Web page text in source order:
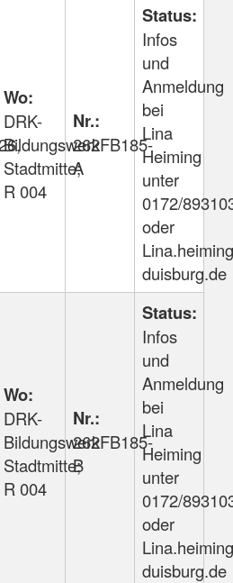
Wo:
DRK-
Bildungswerk
Stadtmitte;
R 004
Nr.:
262FB185-
A
Status:
Infos
und
Anmeldung
bei
Lina
Heiming
unter
0172/
oder
duisburg.de
Wo:
DRK-
Bildungswerk
Stadtmitte;
R 004
Nr.:
262FB185-
B
Status:
Infos
und
Anmeldung
bei
Lina
Heiming
unter
0172/
oder
duisburg.de